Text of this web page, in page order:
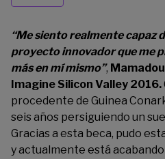
“Me sientorealmente capaz
proyecto innovador que me
más en mí mismo”,
Imagine Silicon Valley 2016.
procedente de Guinea
seis años persiguiendo un
Gracias a esta beca, pudo
y actualmente está